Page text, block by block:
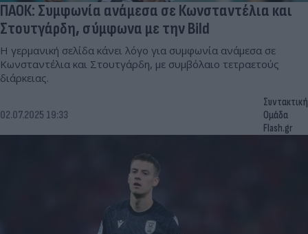
ΠΑΟΚ: Συμφωνία ανάμεσα σε Κωνσταντέλια και
Στουτγάρδη, σύμφωνα με την Bild
Η γερμανική σελίδα κάνει λόγο για συμφωνία ανάμεσα σε
Κωνσταντέλια και Στουτγάρδη, με συμβόλαιο τετραετούς
διάρκειας.
02.07.2025 19:33
Συντακτική
Ομάδα
Flash.gr